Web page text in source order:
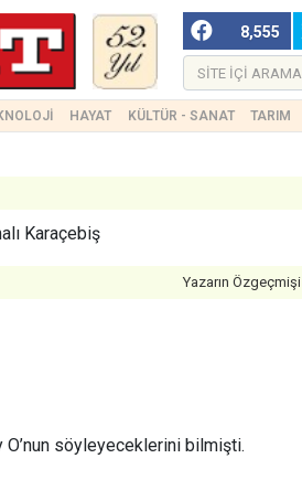
8,555
HAYAT KÜLTÜR - SANAT TARIM
Karaçebiş
Yazarın Özgeçmişi
O’nun söyleyeceklerini bilmişti.